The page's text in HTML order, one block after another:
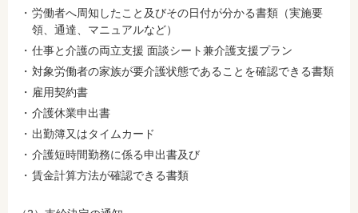
労働者へ周知したこと及びその日付が分かる書類（実施要
領、通達、マニュアルなど）
仕事と介護の両立支援 面談シート兼介護支援プラン
対象労働者の家族が要介護状態であることを確認できる書類
雇用契約書
介護休業申出書
出勤簿又はタイムカード
介護短時間勤務に係る申出書及び
賃金計算方法が確認できる書類